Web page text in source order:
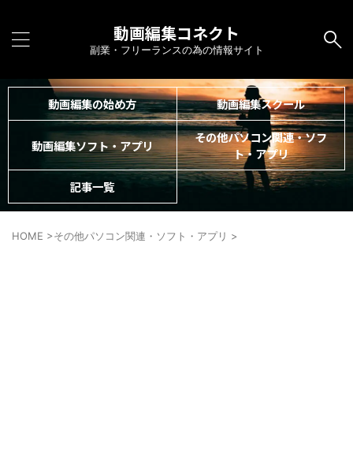
動画編集コネクト
副業・フリーランスの為の情報サイト
動画編集の始め方 動画編集スクール
動画編集ソフト・アプリ
その他パソコン関連・ソフ
ト・アプリ
記事一覧
HOME >その他パソコン関連・ソフト・アプリ >